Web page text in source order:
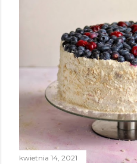
kwietnia 14, 2021